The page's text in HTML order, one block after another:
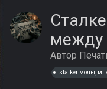
между
Автор